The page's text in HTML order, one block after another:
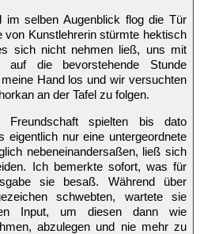
im selben Augenblick flog die Tür
von Kunstlehrerin stürmte hektisch
sich nicht nehmen ließ, uns mit
auf die bevorstehende Stunde
Hand los und wir versuchten
an der Tafel zu folgen.
spielten bis dato
eigentlich nur eine untergeordnete
nebeneinandersaßen, ließ sich
Ich bemerkte sofort, was für
sie besaß. Während über
schwebten, wartete sie
Input, um diesen dann wie
abzulegen und nie mehr zu